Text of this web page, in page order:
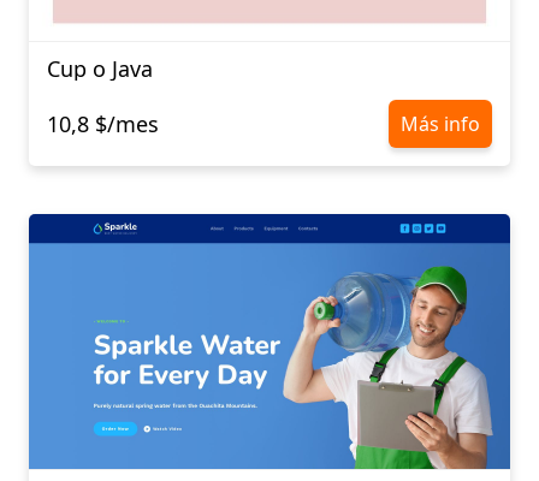
Cup o Java
10,8 $/mes
Más info